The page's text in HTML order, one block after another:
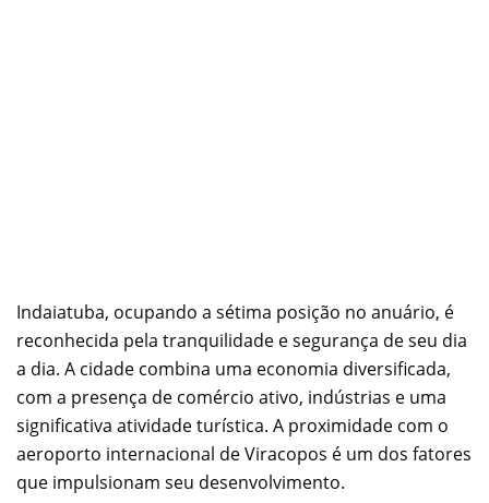
Indaiatuba, ocupando a sétima posição no anuário, é
reconhecida pela tranquilidade e segurança de seu dia
a dia. A cidade combina uma economia diversificada,
com a presença de comércio ativo, indústrias e uma
significativa atividade turística. A proximidade com o
aeroporto internacional de Viracopos é um dos fatores
que impulsionam seu desenvolvimento.